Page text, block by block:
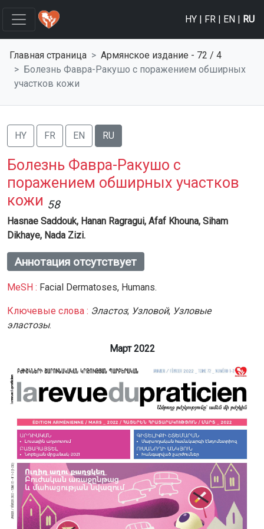
HY | FR | EN | RU
Главная страница
Армянское издание - 72 / 4
Болезнь Фавра-Ракушо с поражением обширных
участков кожи
HY FR EN RU
Болезнь Фавра-Ракушо с
поражением обширных участков
кожи 58
Hasnae Saddouk, Hanan Ragragui, Afaf Khouna, Siham
Dikhaye, Nada Zizi.
Аннотация отсутствует
MeSH : Facial Dermatoses, Humans.
Ключевые слова : Эластоз; Узловой; Узловые
эластозы.
Март 2022